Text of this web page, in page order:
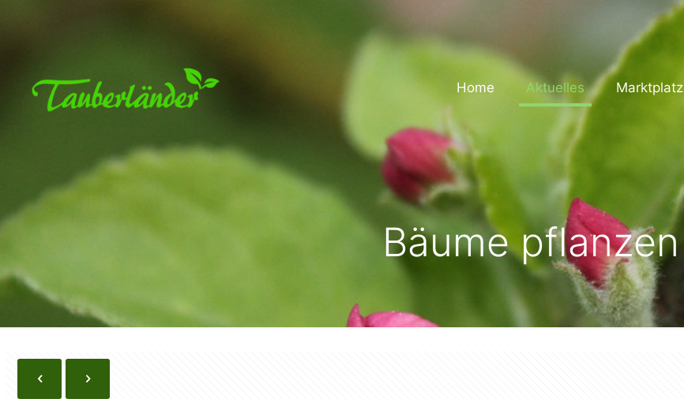
Home Aktuelles Marktplatz
Bäume pflanzen